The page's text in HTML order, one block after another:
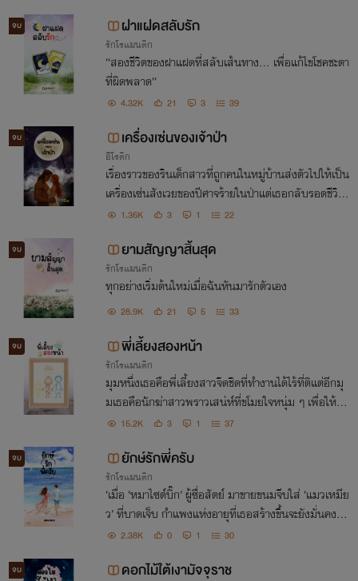
จบ ฝาแฝดสลับรัก
รักโรแมนติก
“สองชีวิตของฝาแฝดที่สลับเส้นทาง... เพื่อแก้ไขโชคชะตา
ที่ผิดพลาด”
4.32K 21 3 39
จบ เครื่องเซ่นของเจ้าป่า
อีโรติก
เรื่องราวของรินเด็กสาวที่ถูกคนในหมู่บ้านส่งตัวไปให้เป็น
เครื่องเซ่นสังเวยของปีศาจร้ายในป่าแต่เธอกลับรอดชีวิตเ
พราะความช่วยเหลือของพรานป่า เขาให้ที่พักพิงและให้ค
1.36K 3 1 22
จบ ยามสัญญาสิ้นสุด
รักโรแมนติก
ทุกอย่างเริ่มต้นใหม่เมื่อฉันหันมารักตัวเอง
28.9K 21 5 33
จบ พี่เลี้ยงสองหน้า
รักโรแมนติก
มุมหนึ่งเธอคือพี่เลี้ยงสาวจืดชืดที่ทำงานได้ไร้ที่ติแต่อีกมุ
มเธอคือนักฆ่าสาวพราวเสน่ห์ที่ขโมยใจหนุ่ม ๆ เพื่อให้ได้
สิ่งที่ต้องการ แต่ไม่ว่าจะเป็นเธอคนไหนก็สามารถทำให้หั
15.2K 3 1 37
จบ ยักษ์รักพี่ครับ
รักโรแมนติก
‘เมื่อ ‘หมาไซต์บิ๊ก’ ผู้ซื่อสัตย์ มาขายขนมจีบใส่ ‘แมวเหมีย
ว’ ที่บาดเจ็บ กำแพงแห่งอายุที่เธอสร้างขึ้นจะยังมั่นคงอยู่
ได้อย่างไร… เมื่อทุกๆ วันที่อยู่ใกล้เขา กำแพงนั้นกลับเริ่
2.38K 0 1 30
จบ ดอกไม้ใต้เงามัจจุราช